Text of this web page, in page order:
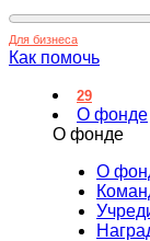
Для бизнеса
Как помочь
29
О фонде
О фонде
О